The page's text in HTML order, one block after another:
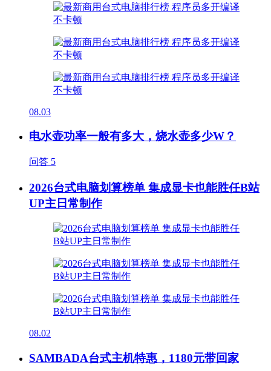
08.03
电水壶功率一般有多大，烧水壶多少W？
问答 5
2026台式电脑划算榜单 集成显卡也能胜任B站
UP主日常制作
08.02
SAMBADA台式主机特惠，1180元带回家